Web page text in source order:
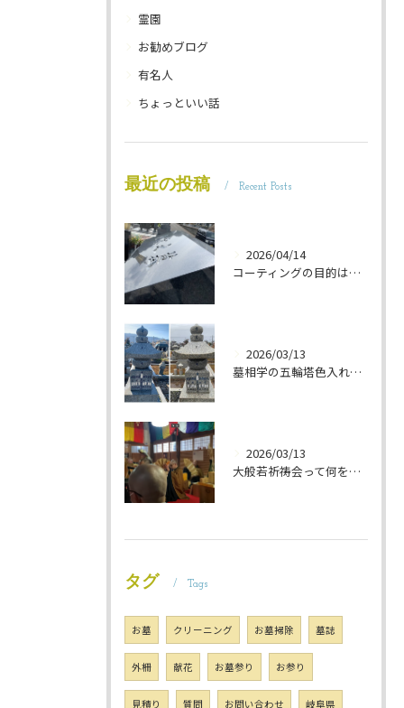
霊園
お勧めブログ
有名人
ちょっといい話
最近の投稿 Recent Posts
2026/04/14
コーティングの目的は 墓石を保護することです 岐阜のお墓掃除屋「磨き専隊」です
2026/03/13
墓相学の五輪塔色入れ 岐阜のお墓掃除屋「磨き専隊」です
2026/03/13
大般若祈祷会って何をするの？ 岐阜のお墓掃除屋「磨き専隊」です
タグ Tags
お墓 クリーニング お墓掃除 墓誌
外柵 献花 お墓参り お参り
見積り 質問 お問い合わせ 岐阜県